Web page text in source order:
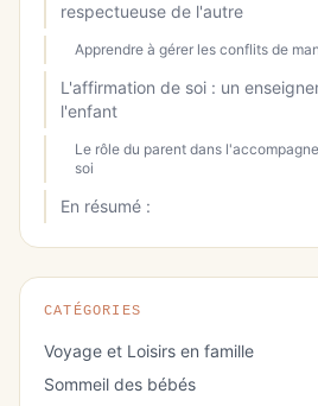
respectueuse de l'autre
Apprendre à gérer les conflits de
L'affirmation de soi : un
l'enfant
Le rôle du parent dans
soi
En résumé :
CATÉGORIES
Voyage et Loisirs en famille
Sommeil des bébés